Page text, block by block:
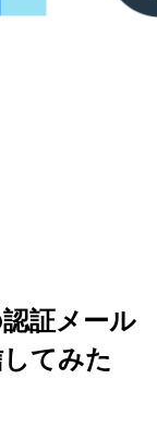
証メール
てみた